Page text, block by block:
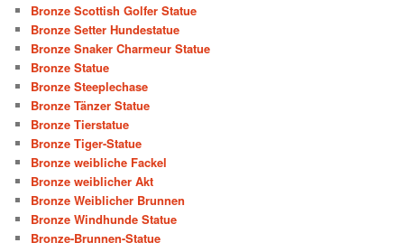
Bronze Scottish Golfer Statue
Bronze Setter Hundestatue
Bronze Snaker Charmeur Statue
Bronze Statue
Bronze Steeplechase
Bronze Tänzer Statue
Bronze Tierstatue
Bronze Tiger-Statue
Bronze weibliche Fackel
Bronze weiblicher Akt
Bronze Weiblicher Brunnen
Bronze Windhunde Statue
Bronze-Brunnen-Statue